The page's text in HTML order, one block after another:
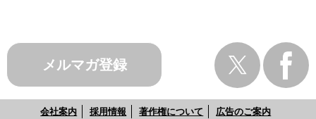
メルマガ登録
会社案内 採用情報 著作権について 広告のご案内